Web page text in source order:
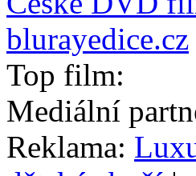
blurayedice.cz
Top film:
Mediální
Reklama: